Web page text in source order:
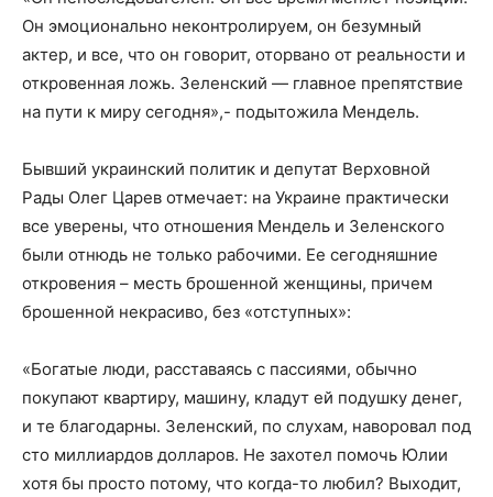
Он эмоционально неконтролируем, он безумный
актер, и все, что он говорит, оторвано от реальности и
откровенная ложь. Зеленский — главное препятствие
на пути к миру сегодня»,- подытожила Мендель.
Бывший украинский политик и депутат Верховной
Рады Олег Царев отмечает: на Украине практически
все уверены, что отношения Мендель и Зеленского
были отнюдь не только рабочими. Ее сегодняшние
откровения – месть брошенной женщины, причем
брошенной некрасиво, без «отступных»:
«Богатые люди, расставаясь с пассиями, обычно
покупают квартиру, машину, кладут ей подушку денег,
и те благодарны. Зеленский, по слухам, наворовал под
сто миллиардов долларов. Не захотел помочь Юлии
хотя бы просто потому, что когда-то любил? Выходит,